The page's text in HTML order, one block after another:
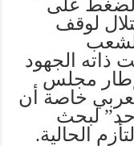
على
لوقف
ذاته الجهود
إطار مجلس
خاصة أن
لبحث
الحالية.